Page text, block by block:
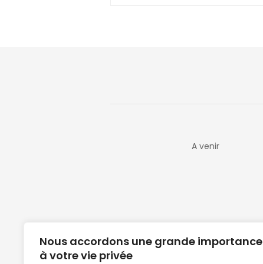
Nous accordons une grande importance
à votre vie privée
A venir